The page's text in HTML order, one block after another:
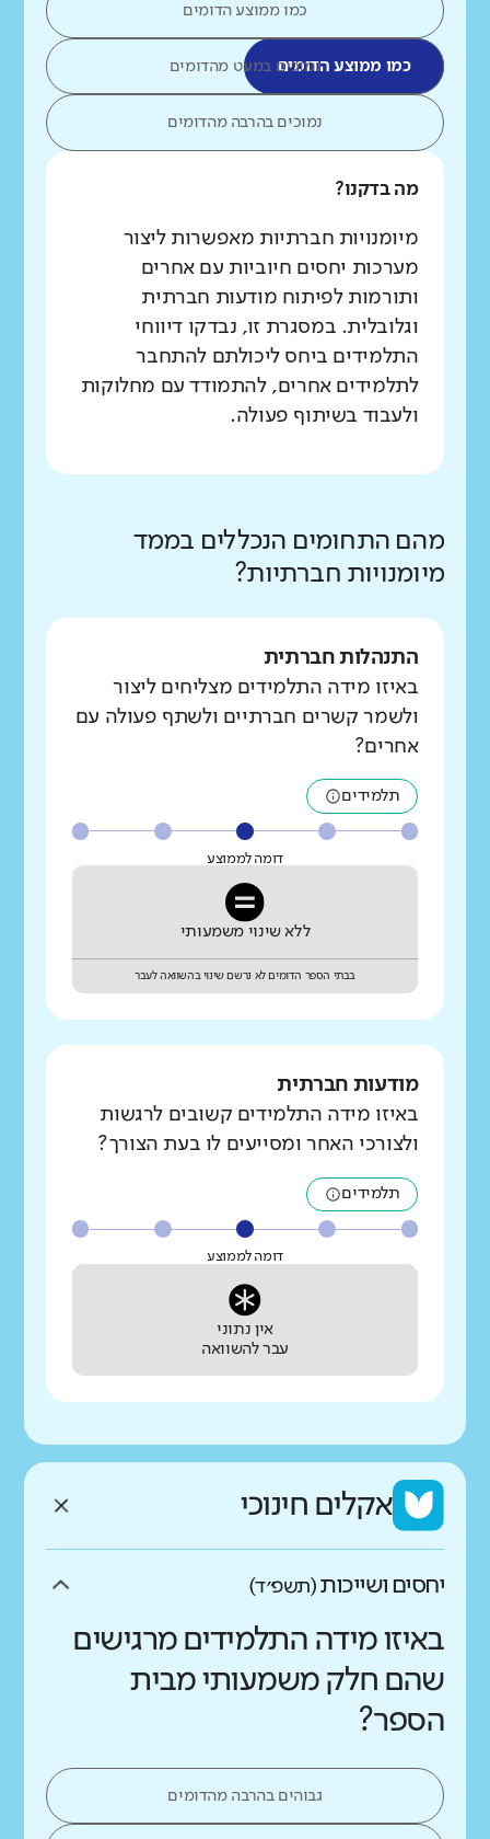
כמו ממוצע הדומים
כמו ממוצע הדומיםנמוכים במעט מהדומים
נמוכים בהרבה מהדומים
מה בדקנו?
מיומנויות חברתיות מאפשרות ליצור
מערכות יחסים חיוביות עם אחרים
ותורמות לפיתוח מודעות חברתית
וגלובלית. במסגרת זו, נבדקו דיווחי
התלמידים ביחס ליכולתם להתחבר
לתלמידים אחרים, להתמודד עם מחלוקות
ולעבוד בשיתוף פעולה.
מהם התחומים הנכללים בממד
מיומנויות חברתיות?
התנהלות חברתית
באיזו מידה התלמידים מצליחים ליצור
ולשמר קשרים חברתיים ולשתף פעולה עם
אחרים?
תלמידים
דומה לממוצע
ללא שינוי משמעותי
בבתי הספר הדומים לא נרשם שינוי בהשוואה לעבר
מודעות חברתית
באיזו מידה התלמידים קשובים לרגשות
ולצורכי האחר ומסייעים לו בעת הצורך?
תלמידים
דומה לממוצע
אין נתוני
עבר להשוואה
אקלים חינוכי
יחסים ושייכות(תשפ״ד)
באיזו מידה התלמידים מרגישים
שהם חלק משמעותי מבית
הספר?
גבוהים בהרבה מהדומים